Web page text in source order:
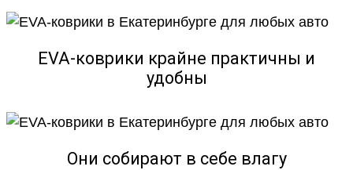
EVA-коврики крайне практичны и
удобны
Они собирают в себе влагу